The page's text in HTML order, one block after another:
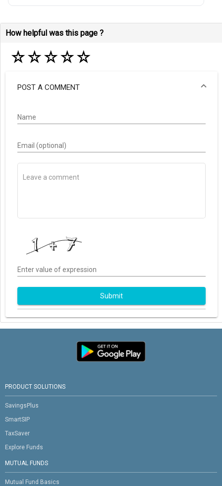
How helpful was this page ?
☆☆☆☆☆
POST A COMMENT
Name
Email (optional)
Enter value of expression
Submit
PRODUCT SOLUTIONS
SavingsPlus
SmartSIP
TaxSaver
Explore Funds
MUTUAL FUNDS
Mutual Fund Basics